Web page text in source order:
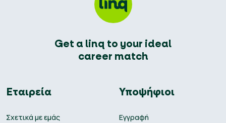
Get a linq to your ideal
career match
Εταιρεία
Σχετικά με εμάς
Υποψήφιοι
Εγγραφή